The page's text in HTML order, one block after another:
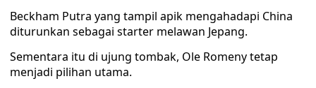
Beckham Putra yang tampil apik mengahadapi China
diturunkan sebagai starter melawan Jepang.
Sementara itu di ujung tombak, Ole Romeny tetap
menjadi pilihan utama.